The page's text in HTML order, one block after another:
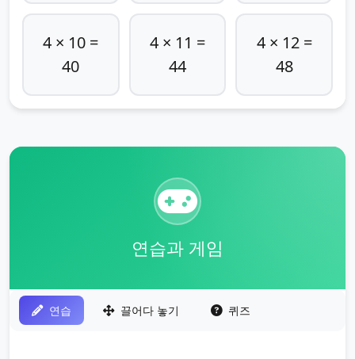
4 × 10 =
40
4 × 11 =
44
4 × 12 =
48
연습과 게임
연습 끌어다 놓기 퀴즈